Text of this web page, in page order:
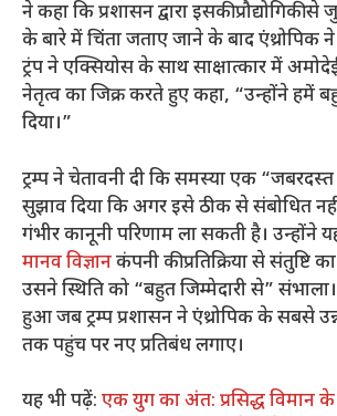
ने कहा कि प्रशासन द्वारा इसकी प्रौद्योगिकी
के बारे में चिंता जताए जाने के बाद एंथ्रोपिक ने
ट्रंप ने एक्सियोस के साथ साक्षात्कार में
नेतृत्व का जिक्र करते हुए कहा, “उन्होंने हमें
दिया।”
ट्रम्प ने चेतावनी दी कि समस्या एक
सुझाव दिया कि अगर इसे ठीक से संबोधित
गंभीर कानूनी परिणाम ला सकती है। उन्होंने
मानव विज्ञानकंपनी की प्रतिक्रिया से संतुष्टि
उसने स्थिति को “बहुत जिम्मेदारी से”
हुआ जब ट्रम्प प्रशासन ने एंथ्रोपिक के सबसे
तक पहुंच पर नए प्रतिबंध लगाए।
यह भी पढ़ें: एक युग का अंत: प्रसिद्ध विमान के